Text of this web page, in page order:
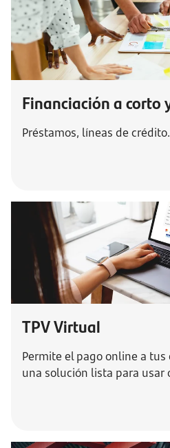
Financiación a corto
Préstamos, líneas de
TPV Virtual
Permite el pago online a
una solución lista para usar